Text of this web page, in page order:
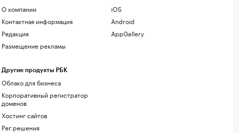
О компании
Контактная информация
Редакция
Размещение рекламы
Другие продукты РБК
Облако для бизнеса
Корпоративный регистратор
доменов
Хостинг сайтов
Рег.решения
iOS
Android
AppGallery